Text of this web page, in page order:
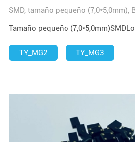
SMD, tamaño pequeño (7,0*5,0mm),
Tamaño pequeño
TY_MG2 TY_MG3